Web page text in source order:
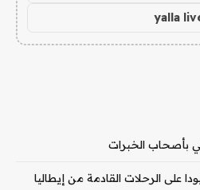
yalla
بأصحاب الخبرات
على الرحلات القادمة من إيطاليا